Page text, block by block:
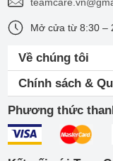
Mở cửa từ 8:30 –
Về chúng tôi
Chính sách &
Phương thức